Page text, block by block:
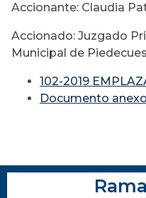
Accionante: Claudia
Accionado: Juzgado
Municipal de
102-2019
Documento anexo